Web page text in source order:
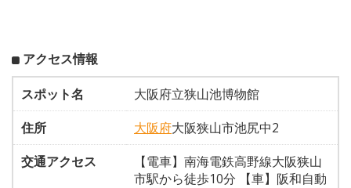
アクセス情報
スポット名
大阪府立狭山池博物館
住所
大阪府大阪狭山市池尻中2
交通アクセス
【電車】南海電鉄高野線大阪狭山
市駅から徒歩10分 【車】阪和自動